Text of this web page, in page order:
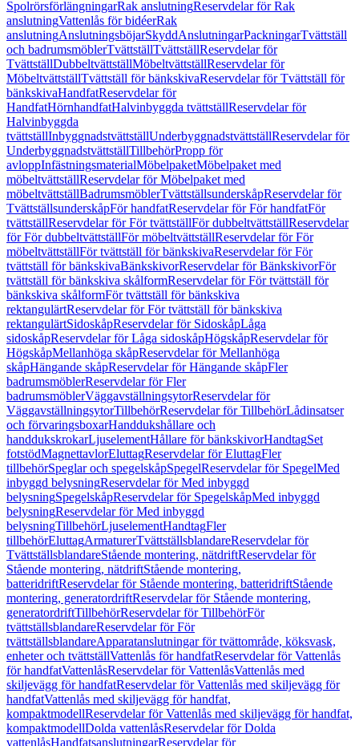
SpolrörsförlängningarRak anslutningReservdelar för Rak
anslutningVattenlås för bidéerRak
anslutningAnslutningsböjarSkyddAnslutningarPackningarTvättställ
och badrumsmöblerTvättställTvättställReservdelar för
TvättställDubbeltvättställMöbeltvättställReservdelar för
MöbeltvättställTvättställ för bänkskivaReservdelar för Tvättställ för
bänkskivaHandfatReservdelar för
HandfatHörnhandfatHalvinbyggda tvättställReservdelar för
Halvinbyggda
tvättställInbyggnadstvättställUnderbyggnadstvättställReservdelar för
UnderbyggnadstvättställTillbehörPropp för
avloppInfästningsmaterialMöbelpaketMöbelpaket med
möbeltvättställReservdelar för Möbelpaket med
möbeltvättställBadrumsmöblerTvättställsunderskåpReservdelar för
TvättställsunderskåpFör handfatReservdelar för För handfatFör
tvättställReservdelar för För tvättställFör dubbeltvättställReservdelar
för För dubbeltvättställFör möbeltvättställReservdelar för För
möbeltvättställFör tvättställ för bänkskivaReservdelar för För
tvättställ för bänkskivaBänkskivorReservdelar för BänkskivorFör
tvättställ för bänkskiva skålformReservdelar för För tvättställ för
bänkskiva skålformFör tvättställ för bänkskiva
rektangulärtReservdelar för För tvättställ för bänkskiva
rektangulärtSidoskåpReservdelar för SidoskåpLåga
sidoskåpReservdelar för Låga sidoskåpHögskåpReservdelar för
HögskåpMellanhöga skåpReservdelar för Mellanhöga
skåpHängande skåpReservdelar för Hängande skåpFler
badrumsmöblerReservdelar för Fler
badrumsmöblerVäggavställningsytorReservdelar för
VäggavställningsytorTillbehörReservdelar för TillbehörLådinsatser
och förvaringsboxarHanddukshållare och
handdukskrokarLjuselementHållare för bänkskivorHandtagSet
fotstödMagnettavlorEluttagReservdelar för EluttagFler
tillbehörSpeglar och spegelskåpSpegelReservdelar för SpegelMed
inbyggd belysningReservdelar för Med inbyggd
belysningSpegelskåpReservdelar för SpegelskåpMed inbyggd
belysningReservdelar för Med inbyggd
belysningTillbehörLjuselementHandtagFler
tillbehörEluttagArmaturerTvättställsblandareReservdelar för
TvättställsblandareStående montering, nätdriftReservdelar för
Stående montering, nätdriftStående montering,
batteridriftReservdelar för Stående montering, batteridriftStående
montering, generatordriftReservdelar för Stående montering,
generatordriftTillbehörReservdelar för TillbehörFör
tvättställsblandareReservdelar för För
tvättställsblandareApparatanslutningar för tvättområde, köksvask,
enheter och tvättställVattenlås för handfatReservdelar för Vattenlås
för handfatVattenlåsReservdelar för VattenlåsVattenlås med
skiljevägg för handfatReservdelar för Vattenlås med skiljevägg för
handfatVattenlås med skiljevägg för handfat,
kompaktmodellReservdelar för Vattenlås med skiljevägg för handfat,
kompaktmodellDolda vattenlåsReservdelar för Dolda
vattenlåsHandfatsanslutningarReservdelar för